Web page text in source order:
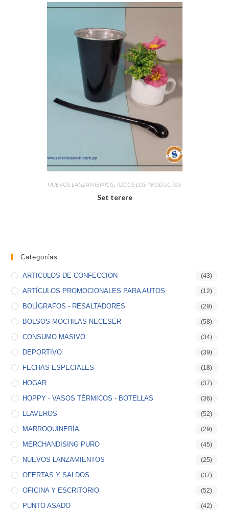
NUEVOS LANZAMIENTOS, TODOS LOS PRODUCTOS
Set terere
Categorías
ARTICULOS DE CONFECCION (43)
ARTÍCULOS PROMOCIONALES PARA AUTOS (12)
BOLÍGRAFOS - RESALTADORES (29)
BOLSOS MOCHILAS NECESER (58)
CONSUMO MASIVO (34)
DEPORTIVO (39)
FECHAS ESPECIALES (18)
HOGAR (37)
HOPPY - VASOS TÉRMICOS - BOTELLAS (36)
LLAVEROS (52)
MARROQUINERÍA (29)
MERCHANDISING PURO (45)
NUEVOS LANZAMIENTOS (25)
OFERTAS Y SALDOS (37)
OFICINA Y ESCRITORIO (52)
PUNTO ASADO (42)